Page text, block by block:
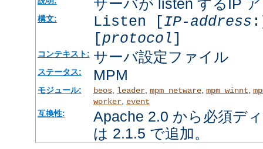
サーバが listen するIP
構文: Listen [IP-address
[protocol]
コンテキスト: サーバ設定ファイル
ステータス: MPM
モジュール: beos, leader, mpm_netware, mpm_winnt
worker, event
互換性:
Apache 2.0 から必須デ
は 2.1.5 で追加。